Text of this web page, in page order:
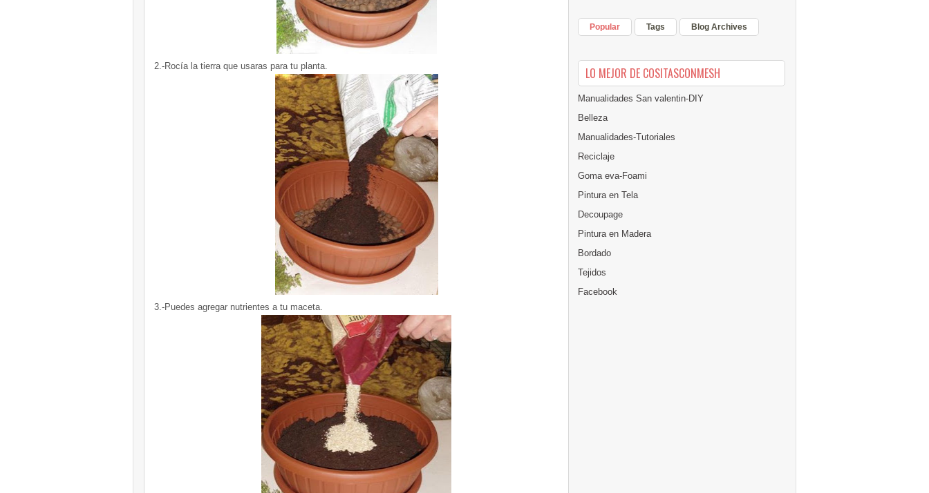
2.-Rocía la tierra que usaras para tu planta.
3.-Puedes agregar nutrientes a tu maceta.
Popular Tags Blog Archives
LO MEJOR DE COSITASCONMESH
Manualidades San valentin-DIY
Belleza
Manualidades-Tutoriales
Reciclaje
Goma eva-Foami
Pintura en Tela
Decoupage
Pintura en Madera
Bordado
Tejidos
Facebook